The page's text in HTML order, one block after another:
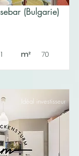
(Bulgarie)
1 m² 70
Idéal investisseur